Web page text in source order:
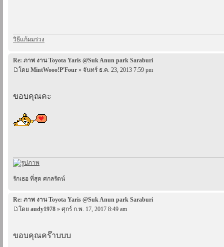
วิธีแก้ผมร่วง
Re: ภาพ งาน Toyota Yaris @Suk Anun park Saraburi
โดย MintWooo!P'Four » จันทร์ ธ.ค. 23, 2013 7:59 pm
ขอบคุณคะ
รักเธอ ที่สุด ศกลรัตน์
Re: ภาพ งาน Toyota Yaris @Suk Anun park Saraburi
โดย audy1978 » ศุกร์ ก.พ. 17, 2017 8:49 am
ขอบคุณคร๊าบบบ